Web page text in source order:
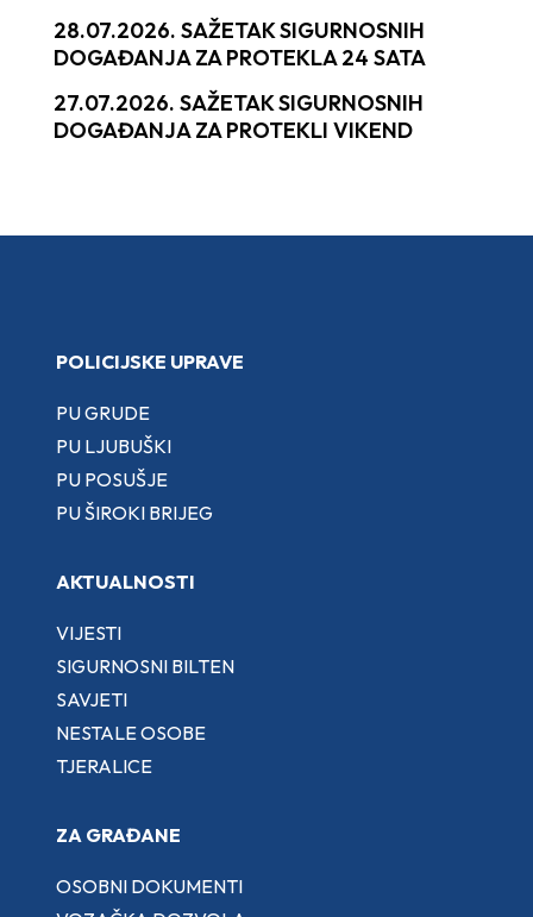
28.07.2026. SAŽETAK SIGURNOSNIH
DOGAĐANJA ZA PROTEKLA 24 SATA
27.07.2026. SAŽETAK SIGURNOSNIH
DOGAĐANJA ZA PROTEKLI VIKEND
POLICIJSKE UPRAVE
PU GRUDE
PU LJUBUŠKI
PU POSUŠJE
PU ŠIROKI BRIJEG
AKTUALNOSTI
VIJESTI
SIGURNOSNI BILTEN
SAVJETI
NESTALE OSOBE
TJERALICE
ZA GRAĐANE
OSOBNI DOKUMENTI